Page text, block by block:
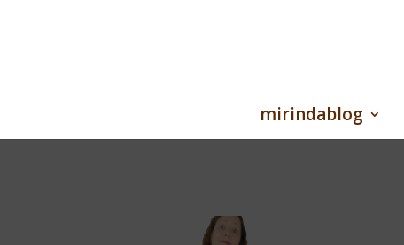
mirindablog